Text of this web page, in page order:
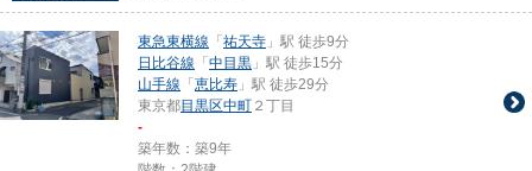
東急東横線 「 祐天寺 」駅 徒歩9分
日比谷線 「 中目黒 」駅 徒歩15分
山手線 「 恵比寿 」駅 徒歩29分
東京都目黒区中町 ２丁目
-
築年数：築9年